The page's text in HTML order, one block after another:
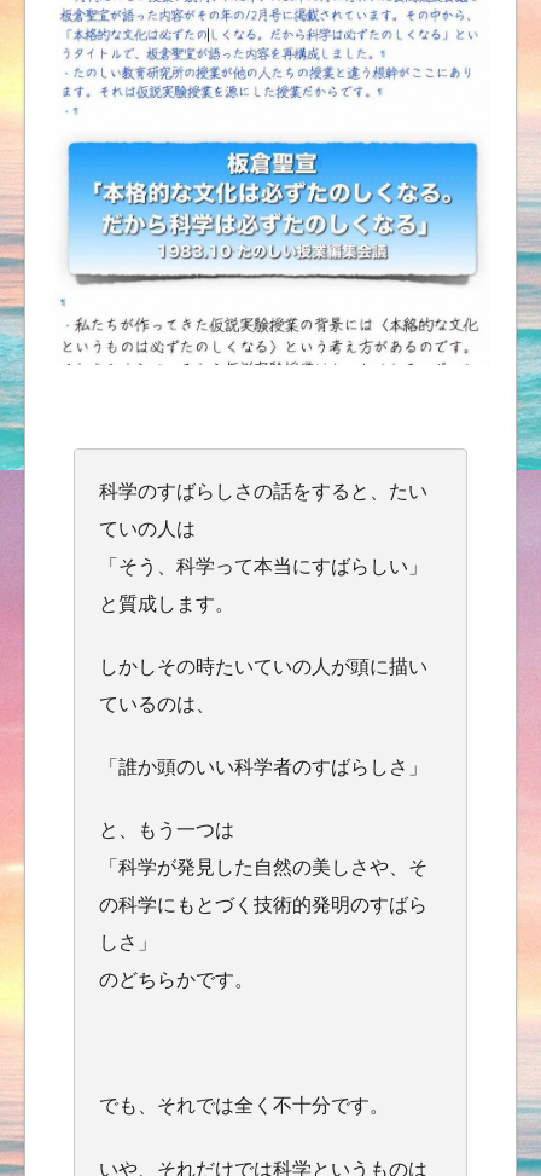
科学のすばらしさの話をすると、たい
ていの人は
「そう、科学って本当にすばらしい」
と質成します。
しかしその時たいていの人が頭に描い
ているのは、
「誰か頭のいい科学者のすばらしさ」
と、もう一つは
「科学が発見した自然の美しさや、そ
の科学にもとづく技術的発明のすばら
しさ」
のどちらかです。
でも、それでは全く不十分です。
いや、それだけでは科学というものは